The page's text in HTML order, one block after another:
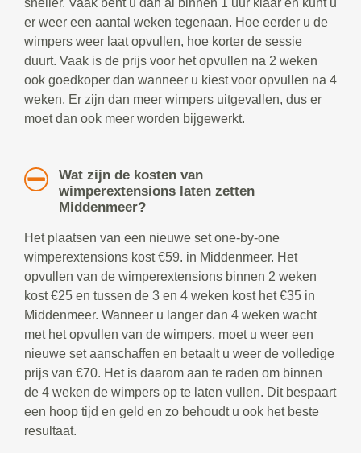
sneller. Vaak bent u dan al binnen 1 uur klaar en kunt u
er weer een aantal weken tegenaan. Hoe eerder u de
wimpers weer laat opvullen, hoe korter de sessie
duurt. Vaak is de prijs voor het opvullen na 2 weken
ook goedkoper dan wanneer u kiest voor opvullen na 4
weken. Er zijn dan meer wimpers uitgevallen, dus er
moet dan ook meer worden bijgewerkt.
Wat zijn de kosten van
wimperextensions laten zetten
Middenmeer?
Het plaatsen van een nieuwe set one-by-one
wimperextensions kost €59. in Middenmeer. Het
opvullen van de wimperextensions binnen 2 weken
kost €25 en tussen de 3 en 4 weken kost het €35 in
Middenmeer. Wanneer u langer dan 4 weken wacht
met het opvullen van de wimpers, moet u weer een
nieuwe set aanschaffen en betaalt u weer de volledige
prijs van €70. Het is daarom aan te raden om binnen
de 4 weken de wimpers op te laten vullen. Dit bespaart
een hoop tijd en geld en zo behoudt u ook het beste
resultaat.